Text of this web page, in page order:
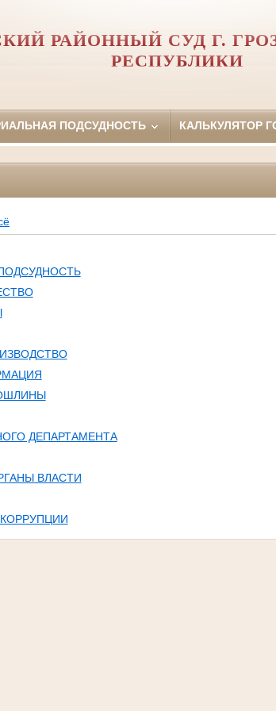
РАЙОННЫЙ СУД Г.
РЕСПУБЛИКИ
ПОДСУДНОСТЬ КАЛЬКУЛЯТОР
ДЕПАРТАМЕНТА
ВЛАСТИ